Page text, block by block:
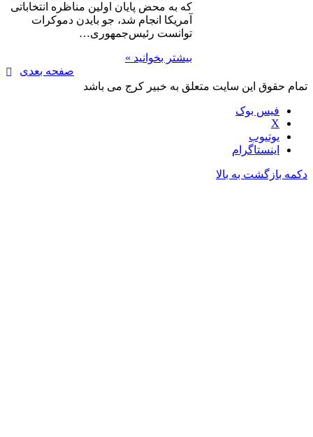
که به محض پایان اولین مناظره انتخاباتی
آمریکا انجام شد، جو بایدن دموکرات
توانست رئیس‌جمهوری…
بیشتر بخوانید »
صفحه بعدی
تمام حقوق این سایت متعلق به خبیر کرج می باشد
فیس بوک
X
یوتیوب
اینستاگرام
دکمه بازگشت به بالا